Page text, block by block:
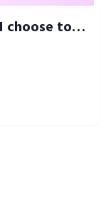
Someone once hurt me, but I choose to forgive